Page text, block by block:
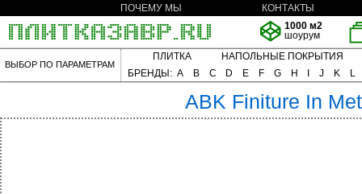
ПОЧЕМУ МЫ
КОНТАКТЫ
1000 м2
шоурум
ВЫБОР ПО ПАРАМЕТРАМ
ПЛИТКА
НАПОЛЬНЫЕ ПОКРЫТИЯ
БРЕНДЫ: A B C D E F G H J K L
ABK Finiture In